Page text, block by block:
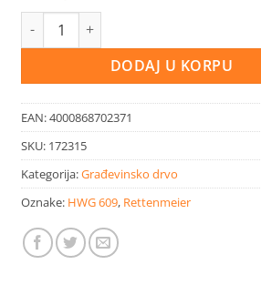
Drvo građevinsko 300 cm 24x74 količina
DODAJ U KORPU
EAN:4000868702371
SKU: 172315
Kategorija:Građevinsko drvo
Oznake: HWG 609, Rettenmeier